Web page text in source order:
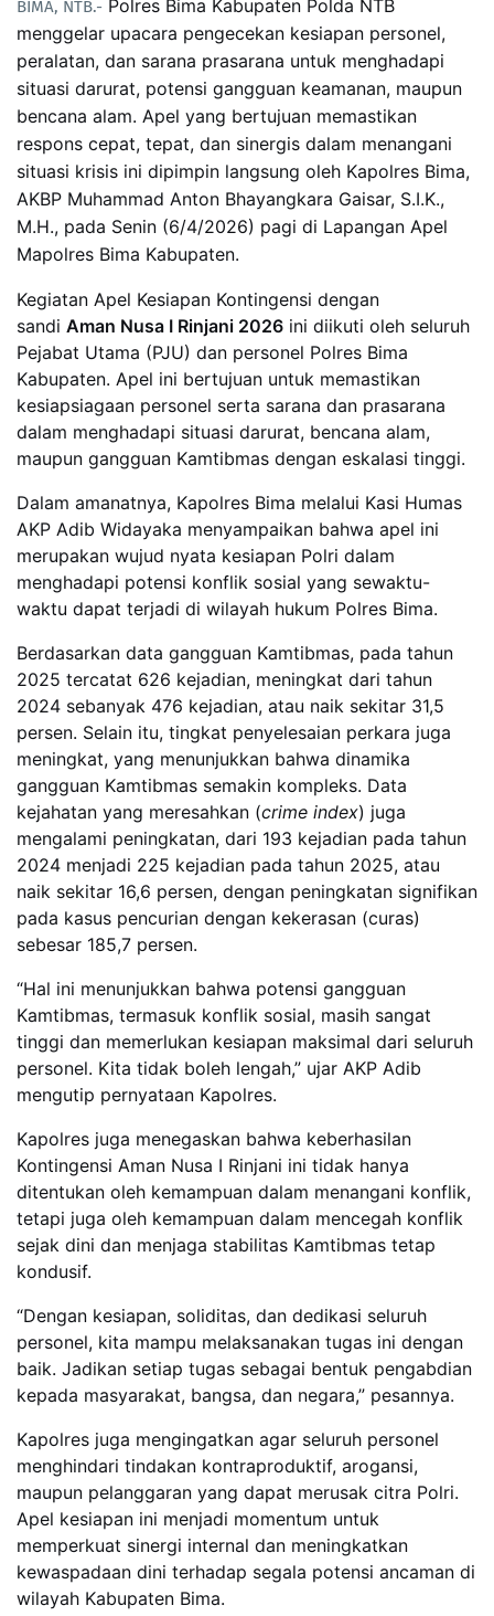
BIMA, NTB.- Polres Bima Kabupaten Polda NTB
menggelar upacara pengecekan kesiapan personel,
peralatan, dan sarana prasarana untuk menghadapi
situasi darurat, potensi gangguan keamanan, maupun
bencana alam. Apel yang bertujuan memastikan
respons cepat, tepat, dan sinergis dalam menangani
situasi krisis ini dipimpin langsung oleh Kapolres Bima,
AKBP Muhammad Anton Bhayangkara Gaisar, S.I.K.,
M.H., pada Senin (6/4/2026) pagi di Lapangan Apel
Mapolres Bima Kabupaten.
Kegiatan Apel Kesiapan Kontingensi dengan
sandi Aman Nusa I Rinjani 2026 ini diikuti oleh seluruh
Pejabat Utama (PJU) dan personel Polres Bima
Kabupaten. Apel ini bertujuan untuk memastikan
kesiapsiagaan personel serta sarana dan prasarana
dalam menghadapi situasi darurat, bencana alam,
maupun gangguan Kamtibmas dengan eskalasi tinggi.
Dalam amanatnya, Kapolres Bima melalui Kasi Humas
AKP Adib Widayaka menyampaikan bahwa apel ini
merupakan wujud nyata kesiapan Polri dalam
menghadapi potensi konflik sosial yang sewaktu-
waktu dapat terjadi di wilayah hukum Polres Bima.
Berdasarkan data gangguan Kamtibmas, pada tahun
2025 tercatat 626 kejadian, meningkat dari tahun
2024 sebanyak 476 kejadian, atau naik sekitar 31,5
persen. Selain itu, tingkat penyelesaian perkara juga
meningkat, yang menunjukkan bahwa dinamika
gangguan Kamtibmas semakin kompleks. Data
kejahatan yang meresahkan (crime index) juga
mengalami peningkatan, dari 193 kejadian pada tahun
2024 menjadi 225 kejadian pada tahun 2025, atau
naik sekitar 16,6 persen, dengan peningkatan signifikan
pada kasus pencurian dengan kekerasan (curas)
sebesar 185,7 persen.
“Hal ini menunjukkan bahwa potensi gangguan
Kamtibmas, termasuk konflik sosial, masih sangat
tinggi dan memerlukan kesiapan maksimal dari seluruh
personel. Kita tidak boleh lengah,” ujar AKP Adib
mengutip pernyataan Kapolres.
Kapolres juga menegaskan bahwa keberhasilan
Kontingensi Aman Nusa I Rinjani ini tidak hanya
ditentukan oleh kemampuan dalam menangani konflik,
tetapi juga oleh kemampuan dalam mencegah konflik
sejak dini dan menjaga stabilitas Kamtibmas tetap
kondusif.
“Dengan kesiapan, soliditas, dan dedikasi seluruh
personel, kita mampu melaksanakan tugas ini dengan
baik. Jadikan setiap tugas sebagai bentuk pengabdian
kepada masyarakat, bangsa, dan negara,” pesannya.
Kapolres juga mengingatkan agar seluruh personel
menghindari tindakan kontraproduktif, arogansi,
maupun pelanggaran yang dapat merusak citra Polri.
Apel kesiapan ini menjadi momentum untuk
memperkuat sinergi internal dan meningkatkan
kewaspadaan dini terhadap segala potensi ancaman di
wilayah Kabupaten Bima.